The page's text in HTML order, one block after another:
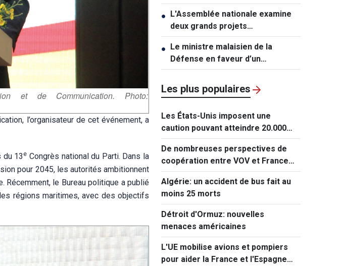
et de Communication. Photo:
l’organisateur de cet événement, a
du 13 e Congrès national du Parti. Dans la
pour 2045, les autorités ambitionnent
Récemment, le Bureau politique a publié
régions maritimes, avec des objectifs
une croissance à deux chiffres
● L'Assemblée nationale examine
deux grands projets
d'infrastructures pour soutenir la
croissance
● Le ministre malaisien de la
Défense en faveur d’un
rapprochement avec le Vietnam
Les plus populaires
Les États-Unis imposent une
caution pouvant atteindre 20.000
dollars pour les demandes de visa
de ressortissants de 50 pays
De nombreuses perspectives de
coopération entre VOV et France
Médias Monde
Algérie: un accident de bus fait au
moins 25 morts
Détroit d'Ormuz: nouvelles
menaces américaines
L'UE mobilise avions et pompiers
pour aider la France et l'Espagne